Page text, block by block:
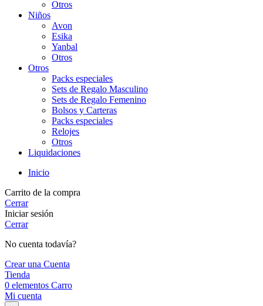
Otros
Niños
Avon
Esika
Yanbal
Otros
Otros
Packs especiales
Sets de Regalo Masculino
Sets de Regalo Femenino
Bolsos y Carteras
Packs especiales
Relojes
Otros
Liquidaciones
Inicio
Carrito de la compra
Cerrar
Iniciar sesión
Cerrar
No cuenta todavía?
Crear una Cuenta
Tienda
0 elementos Carro
Mi cuenta